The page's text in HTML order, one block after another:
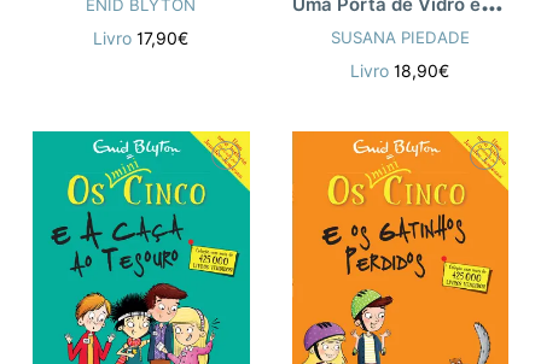
ENID BLYTON
Livro17,90€
SUSANA PIEDADE
Livro18,90€